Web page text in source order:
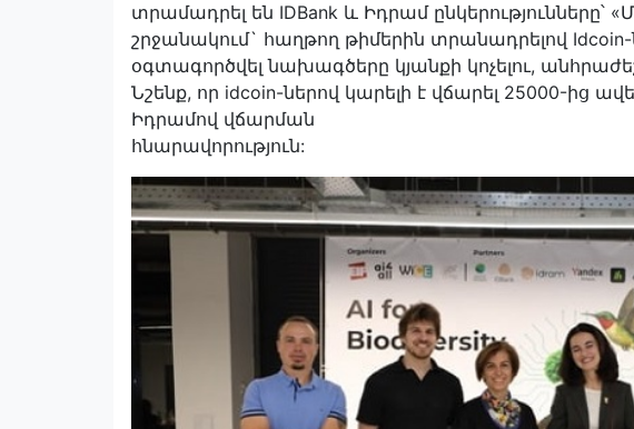
տրամադրել են IDBank և Իդրամ ընկերությունները՝
շրջանակում` հաղթող թիմերին տրանադրելով Idcoin-
օգտագործվել նախագծերը կյանքի կոչելու,
Նշենք, որ idcoin-ներով կարելի է վճարել 25000-ից
Իդրամով վճարման
հնարավորություն: